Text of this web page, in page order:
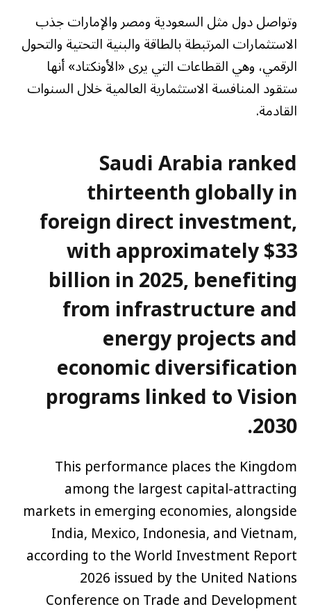
وتواصل دول مثل السعودية ومصر والإمارات جذب
الاستثمارات المرتبطة بالطاقة والبنية التحتية والتحول
الرقمي، وهي القطاعات التي يرى «الأونكتاد» أنها
ستقود المنافسة الاستثمارية العالمية خلال السنوات
القادمة.
Saudi Arabia ranked
thirteenth globally in
foreign direct investment,
with approximately $33
billion in 2025, benefiting
from infrastructure and
energy projects and
economic diversification
programs linked to Vision
2030
.
This performance places the Kingdom
among the largest capital-attracting
markets in emerging economies, alongside
India, Mexico, Indonesia, and Vietnam,
according to the World Investment Report
2026 issued by the United Nations
Conference on Trade and Development